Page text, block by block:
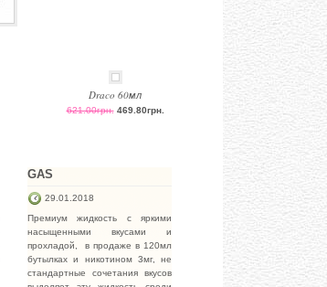
Draco 60мл
621.00грн. 469.80грн.
GAS
29.01.2018
Премиум жидкость с яркими
насыщенными вкусами и
прохладой, в продаже в 120мл
бутылках и никотином 3мг, не
стандартные сочетания вкусов